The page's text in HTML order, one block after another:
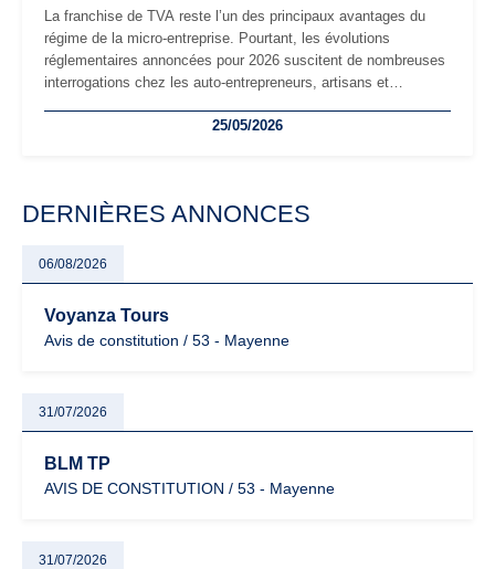
La franchise de TVA reste l’un des principaux avantages du
régime de la micro-entreprise. Pourtant, les évolutions
réglementaires annoncées pour 2026 suscitent de nombreuses
interrogations chez les auto-entrepreneurs, artisans et
facturation ou risque de bascule vers la TVA : les règles
25/05/2026
DERNIÈRES ANNONCES
06/08/2026
Voyanza Tours
Avis de constitution / 53 - Mayenne
31/07/2026
BLM TP
AVIS DE CONSTITUTION / 53 - Mayenne
31/07/2026